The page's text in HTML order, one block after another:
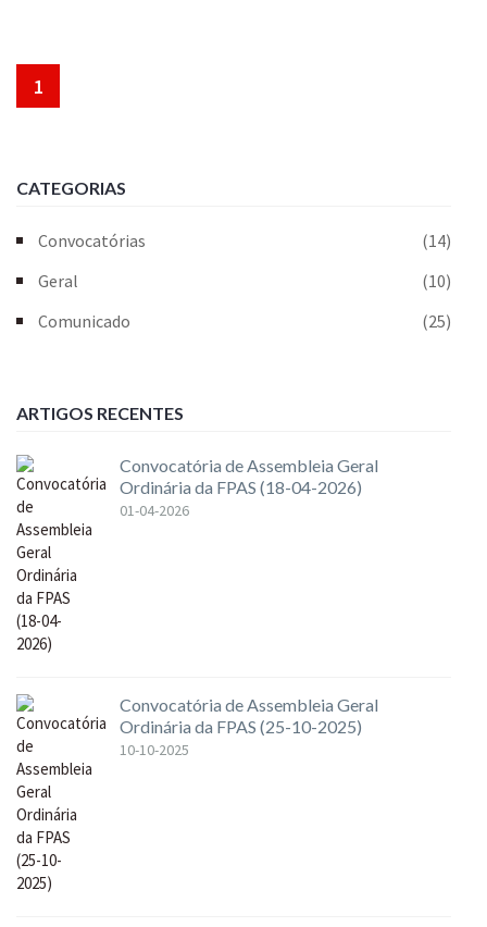
1
CATEGORIAS
Convocatórias
(14)
Geral
(10)
Comunicado
(25)
ARTIGOS RECENTES
Convocatória de Assembleia Geral
Ordinária da FPAS (18-04-2026)
01-04-2026
Convocatória de Assembleia Geral
Ordinária da FPAS (25-10-2025)
10-10-2025